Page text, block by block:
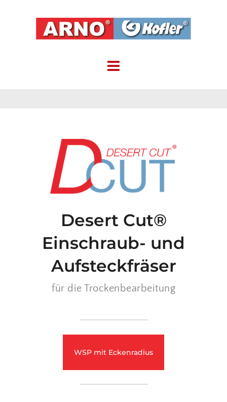
Desert Cut®
Einschraub- und
Aufsteckfräser
für die Trockenbearbeitung
WSP mit Eckenradius